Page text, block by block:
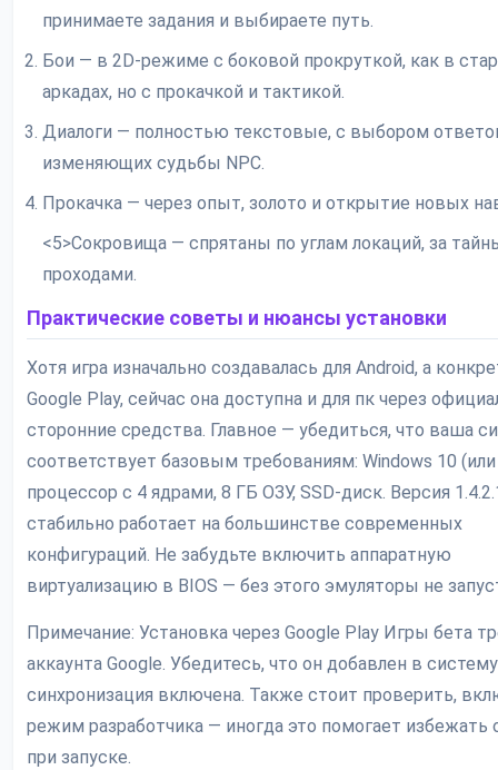
принимаете задания и выбираете путь.
Бои — в 2D-режиме с боковой прокруткой, как в
аркадах, но с прокачкой и тактикой.
Диалоги — полностью текстовые, с выбором
изменяющих судьбы NPC.
Прокачка — через опыт, золото и открытие новых
<5>Сокровища — спрятаны по углам локаций, за
проходами.
Практические советы и нюансы установки
Хотя игра изначально создавалась для Android, а
Google Play, сейчас она доступна и для пк через
сторонние средства. Главное — убедиться, что ваша
соответствует базовым требованиям: Windows 10
процессор с 4 ядрами, 8 ГБ ОЗУ, SSD-диск. Версия
стабильно работает на большинстве современных
конфигураций. Не забудьте включить аппаратную
виртуализацию в BIOS — без этого эмуляторы не
Примечание: Установка через Google Play Игры бета
аккаунта Google. Убедитесь, что он добавлен в
синхронизация включена. Также стоит проверить,
режим разработчика — иногда это помогает избежать
при запуске.